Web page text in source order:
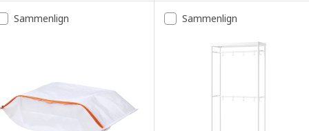
Sammenlign Sammenlign